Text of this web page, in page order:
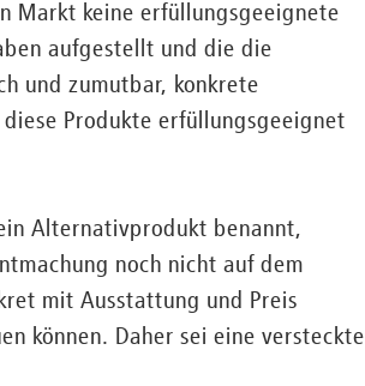
Markt keine erfüllungsgeeignete
aufgestellt und die die
und zumutbar, konkrete
Produkte erfüllungsgeeignet
Alternativprodukt benannt,
noch nicht auf dem
mit Ausstattung und Preis
können. Daher sei eine versteckte